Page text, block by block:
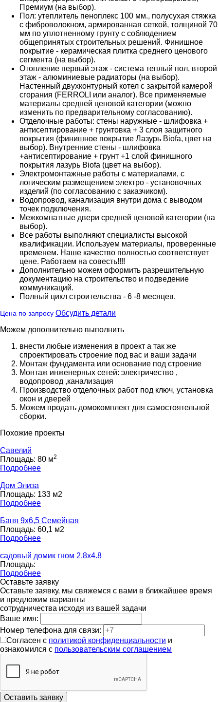
Премиум (на выбор).
Пол: утеплитель пеноплекс 100 мм., полусухая стяжка
с фиброволокном, армированная сеткой, толщиной 70
мм по уплотненному грунту с соблюдением
общепринятых строительных решений. Финишное
покрытие - керамическая плитка среднего ценового
сегмента (на выбор).
Отопление первый этаж - система теплый пол, второй
этаж - алюминиевые радиаторы (на выбор).
Настенный двухконтурный котел с закрытой камерой
сгорания (FERROLI или аналог). Все применяемые
материалы средней ценовой категории (можно
изменить по предварительному согласованию).
Отделочные работы: стены наружные - шлифовка +
антисептирование + грунтовка + 3 слоя защитного
покрытия (финишное покрытие Лазурь Biofa, цвет на
выбор). Внутренние стены - шлифовка
+антисептирование + грунт +1 слой финишного
покрытия лазурь Biofa (цвет на выбор).
Электромонтажные работы с материалами, с
логическим размещением электро - установочных
изделий (по согласованию с заказчиком).
Водопровод, канализация внутри дома с выводом
точек подключения.
Межкомнатные двери средней ценовой категории (на
выбор).
Все работы выполняют специалисты высокой
квалификации. Используем материалы, проверенные
временем. Наше качество полностью соответствует
цене. Работаем на совесть!!!!
Дополнительно можем оформить разрешительную
документацию на строительство и подведение
коммуникаций.
Полный цикл строительства - 6 -8 месяцев.
Цена по запросу Обсудить детали
Можем дополнительно выполнить
внести любые изменения в проект а так же
спроектировать строение под вас и ваши задачи
Монтаж фундамента или основание под строение
Монтаж инженерных сетей: электричество ,
водопровод ,канализация
Производство отделочных работ под ключ, установка
окон и дверей
Можем продать домокомплект для самостоятельной
сборки.
Похожие проекты
Савелий
Площадь: 80 м2
Подробнее
Дом Элиза
Площадь: 133 м2
Подробнее
Баня 9х6,5 Семейная
Площадь: 60,1 м2
Подробнее
садовый домик гном 2.8x4.8
Площадь:
Подробнее
Оставьте заявку
Оставьте заявку, мы свяжемся с вами в ближайшее время
и предложим варианты
сотрудничества исходя из вашей задачи
Ваше имя:
Номер телефона для связи:
Согласен с политикой конфиденциальности и
ознакомился с пользовательским соглашением
Оставить заявку